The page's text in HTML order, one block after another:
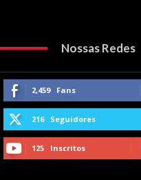
Nossas Redes
2,459 Fans
216 Seguidores
125 Inscritos